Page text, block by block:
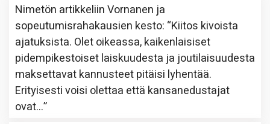
Nimetön artikkeliinVornanen ja
sopeutumisrahakausien kesto: “Kiitos kivoista
ajatuksista. Olet oikeassa, kaikenlaisiset
pidempikestoiset laiskuudesta ja joutilaisuudesta
maksettavat kannusteet pitäisi lyhentää.
Erityisesti voisi olettaa että kansanedustajat
ovat…”